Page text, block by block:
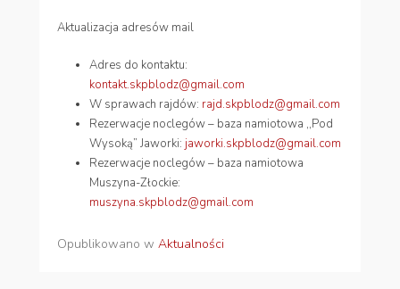
Aktualizacja adresów mail
Adres do kontaktu:
kontakt.skpblodz@gmail.com
W sprawach rajdów: rajd.skpblodz@gmail.com
Rezerwacje noclegów – baza namiotowa ,,Pod
Wysoką” Jaworki: jaworki.skpblodz@gmail.com
Rezerwacje noclegów – baza namiotowa
Muszyna-Złockie:
muszyna.skpblodz@gmail.com
Opublikowano w Aktualności